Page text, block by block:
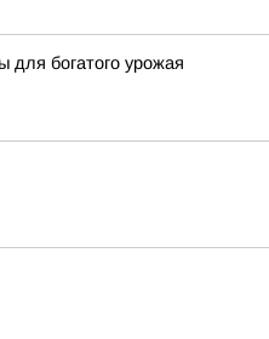
для богатого урожая